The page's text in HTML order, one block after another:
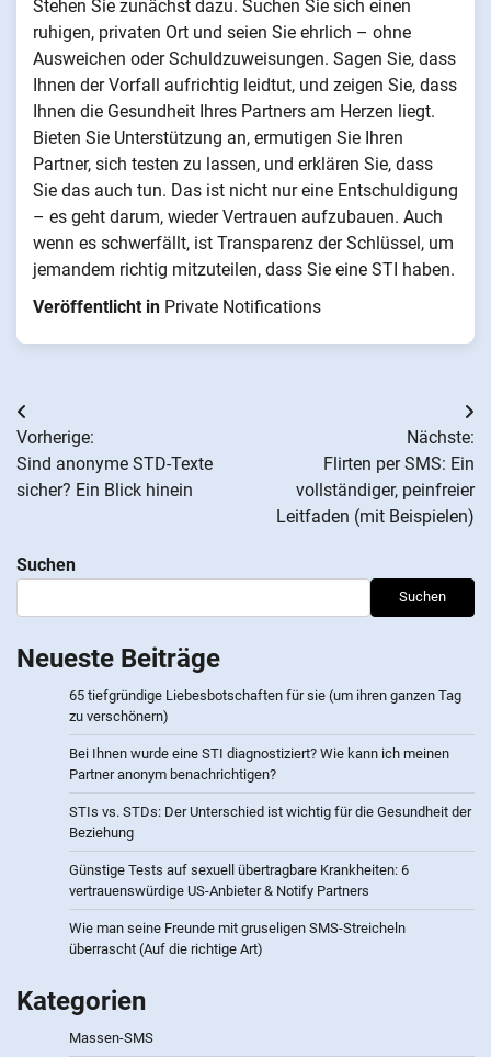
Stehen Sie zunächst dazu. Suchen Sie sich einen
ruhigen, privaten Ort und seien Sie ehrlich – ohne
Ausweichen oder Schuldzuweisungen. Sagen Sie, dass
Ihnen der Vorfall aufrichtig leidtut, und zeigen Sie, dass
Ihnen die Gesundheit Ihres Partners am Herzen liegt.
Bieten Sie Unterstützung an, ermutigen Sie Ihren
Partner, sich testen zu lassen, und erklären Sie, dass
Sie das auch tun. Das ist nicht nur eine Entschuldigung
– es geht darum, wieder Vertrauen aufzubauen. Auch
wenn es schwerfällt, ist Transparenz der Schlüssel, um
jemandem richtig mitzuteilen, dass Sie eine STI haben.
Veröffentlicht in Private Notifications
Beitrags-
Navigation
Vorherige:
Sind anonyme STD-Texte
sicher? Ein Blick hinein
Nächste:
Flirten per SMS: Ein
vollständiger, peinfreier
Leitfaden (mit Beispielen)
Suchen
Suchen
Neueste Beiträge
65 tiefgründige Liebesbotschaften für sie (um ihren ganzen Tag
zu verschönern)
Bei Ihnen wurde eine STI diagnostiziert? Wie kann ich meinen
Partner anonym benachrichtigen?
STIs vs. STDs: Der Unterschied ist wichtig für die Gesundheit der
Beziehung
Günstige Tests auf sexuell übertragbare Krankheiten: 6
vertrauenswürdige US-Anbieter & Notify Partners
Wie man seine Freunde mit gruseligen SMS-Streicheln
überrascht (Auf die richtige Art)
Kategorien
Massen-SMS